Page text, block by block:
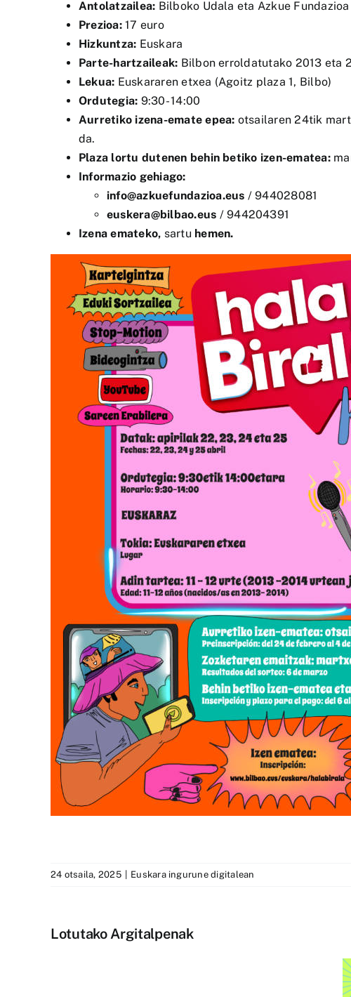
Antolatzailea: Bilboko Udala eta Azkue Fundazioa
Prezioa:17 euro
Hizkuntza: Euskara
Parte-hartzaileak: Bilbon erroldatutako 2013 eta
Lekua: Euskararen etxea (Agoitz plaza 1, Bilbo)
Ordutegia: 9:30- 14:00
Aurretiko izena-emate epea: otsailaren 24tik
da.
Plaza lortu dutenen behin betiko izen-ematea:
Informazio gehiago:
info@azkuefundazioa.eus / 944028081
euskera@bilbao.eus / 944204391
Izena emateko, sartu hemen.
24 otsaila, 2025 Euskara ingurune digitalean
Lotutako Argitalpenak